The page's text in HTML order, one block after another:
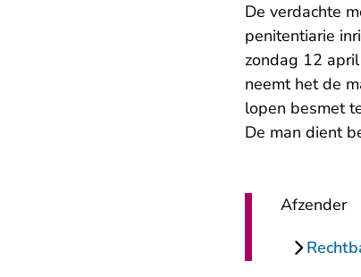
De verdachte
penitentiarie
zondag 12
neemt het de
lopen besmet
De man dient
Afzender